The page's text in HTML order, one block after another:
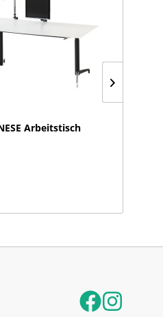
Arbeitstisch